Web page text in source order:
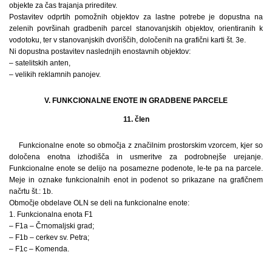
objekte za čas trajanja prireditev.
Postavitev odprtih pomožnih objektov za lastne potrebe je dopustna na
zelenih površinah gradbenih parcel stanovanjskih objektov, orientiranih k
vodotoku, ter v stanovanjskih dvoriščih, določenih na grafični karti št. 3e.
Ni dopustna postavitev naslednjih enostavnih objektov:
– satelitskih anten,
– velikih reklamnih panojev.
V. FUNKCIONALNE ENOTE IN GRADBENE PARCELE
11. člen
Funkcionalne enote so območja z značilnim prostorskim vzorcem, kjer so
določena enotna izhodišča in usmeritve za podrobnejše urejanje.
Funkcionalne enote se delijo na posamezne podenote, le-te pa na parcele.
Meje in oznake funkcionalnih enot in podenot so prikazane na grafičnem
načrtu št.: 1b.
Območje obdelave OLN se deli na funkcionalne enote:
1. Funkcionalna enota F1
– F1a – Črnomaljski grad;
– F1b – cerkev sv. Petra;
– F1c – Komenda.